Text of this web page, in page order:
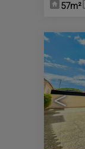
57m²
<